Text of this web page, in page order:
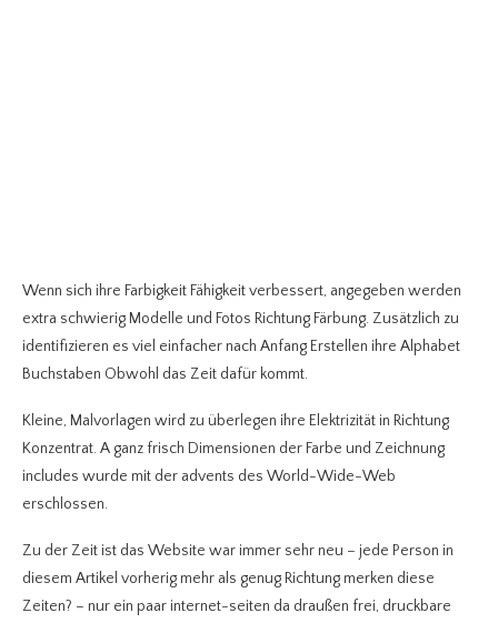
Wenn sich ihre Farbigkeit Fähigkeit verbessert, angegeben werden
extra schwierig Modelle und Fotos Richtung Färbung. Zusätzlich zu
identifizieren es viel einfacher nach Anfang Erstellen ihre Alphabet
Buchstaben Obwohl das Zeit dafür kommt.
Kleine, Malvorlagen wird zu überlegen ihre Elektrizität in Richtung
Konzentrat. A ganz frisch Dimensionen der Farbe und Zeichnung
includes wurde mit der advents des World-Wide-Web
erschlossen.
Zu der Zeit ist das Website war immer sehr neu – jede Person in
diesem Artikel vorherig mehr als genug Richtung merken diese
Zeiten? – nur ein paar internet-seiten da draußen frei, druckbare